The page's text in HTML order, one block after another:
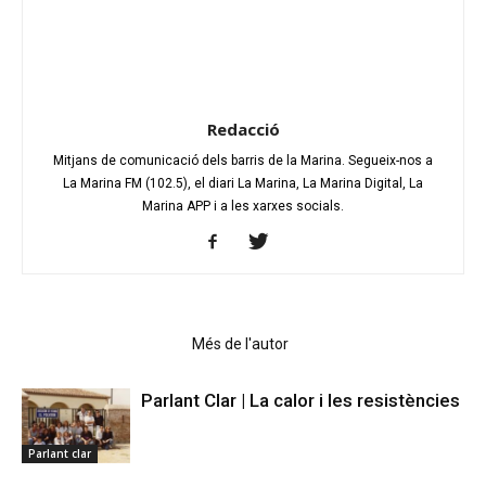
Redacció
Mitjans de comunicació dels barris de la Marina. Segueix-nos a
La Marina FM (102.5), el diari La Marina, La Marina Digital, La
Marina APP i a les xarxes socials.
Més de l'autor
Parlant clar
Parlant Clar | La calor i les resistències